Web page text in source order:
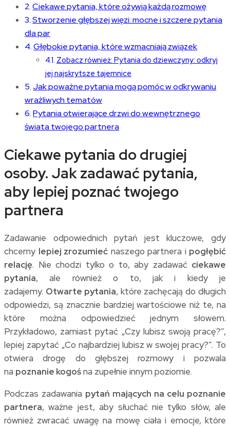
Ciekawe pytania, które ożywią każdą rozmowę
Stworzenie głębszej więzi: mocne i szczere pytania
dla par
Głębokie pytania, które wzmacniają związek
Zobacz również: Pytania do dziewczyny: odkryj
jej najskrytsze tajemnice
Jak poważne pytania mogą pomóc w odkrywaniu
wrażliwych tematów
Pytania otwierające drzwi do wewnętrznego
świata twojego partnera
Ciekawe pytania do drugiej
osoby. Jak zadawać pytania,
aby lepiej poznać twojego
partnera
Zadawanie odpowiednich pytań jest kluczowe, gdy
chcemy lepiej zrozumieć naszego partnera i pogłębić
relację. Nie chodzi tylko o to, aby zadawać ciekawe
pytania, ale również o to, jak i kiedy je
zadajemy. Otwarte pytania, które zachęcają do długich
odpowiedzi, są znacznie bardziej wartościowe niż te, na
które można odpowiedzieć jednym słowem.
Przykładowo, zamiast pytać „Czy lubisz swoją pracę?”,
lepiej zapytać „Co najbardziej lubisz w swojej pracy?”. To
otwiera drogę do głębszej rozmowy i pozwala
na poznanie kogośna zupełnie innym poziomie.
Podczas zadawania pytań mających na celu poznanie
partnera, ważne jest, aby słuchać nie tylko słów, ale
również zwracać uwagę na mowę ciała i emocje, które